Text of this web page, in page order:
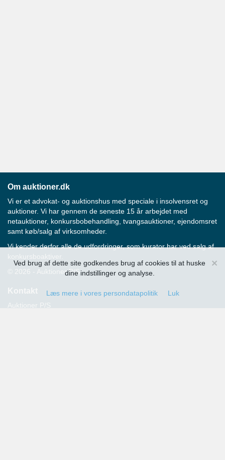
×
Ved brug af dette site godkendes brug af cookies til at huske
dine indstillinger og analyse.
Læs mere i vores persondatapolitik Luk
Om auktioner.dk
Vi er et advokat- og auktionshus med speciale i insolvensret og
auktioner. Vi har gennem de seneste 15 år arbejdet med
netauktioner, konkursbobehandling, tvangsauktioner, ejendomsret
samt køb/salg af virksomheder.
Vi kender derfor alle de udfordringer, som kurator har ved salg af
konkursboaktiver.
© 2026 - Auktioner P/S
Kontakt
Auktioner P/S